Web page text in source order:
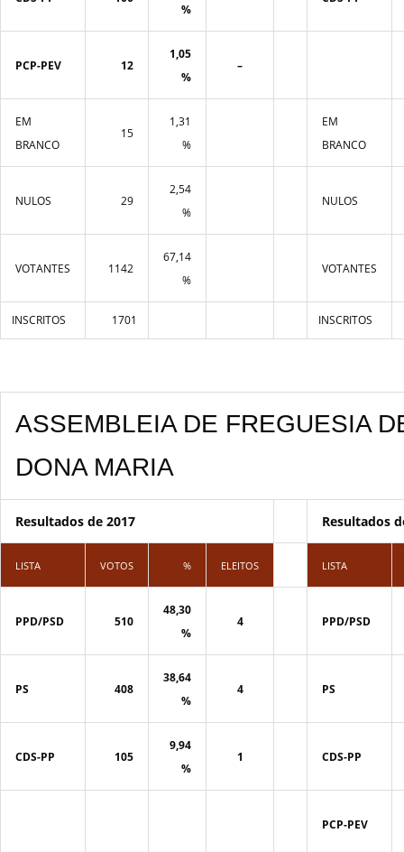
%
PCP-PEV 12
1,05
%
–
EM
BRANCO
15
1,31
%
EM
BRANCO
NULOS 29
2,54
%
NULOS
VOTANTES 1142
67,14
%
VOTANTES
INSCRITOS 1701 INSCRITOS
ASSEMBLEIA DE FREGUESIA
DONA MARIA
Resultados de 2017 Resultados
LISTA VOTOS % ELEITOS LISTA
PPD/PSD 510
48,30
%
4 PPD/PSD
PS 408
38,64
%
4 PS
CDS-PP 105
9,94
%
1 CDS-PP
PCP-PEV